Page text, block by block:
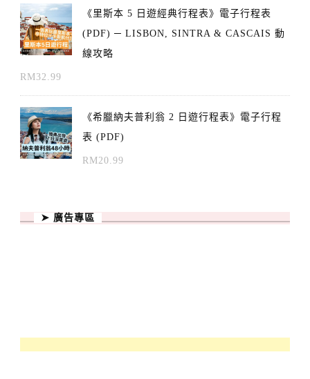
《里斯本 5 日遊經典行程表》電子行程表
(PDF) ─ LISBON, SINTRA & CASCAIS 動
線攻略
RM32.99
《希臘納夫普利翁 2 日遊行程表》電子行程
表 (PDF)
RM20.99
➤ 廣告專區